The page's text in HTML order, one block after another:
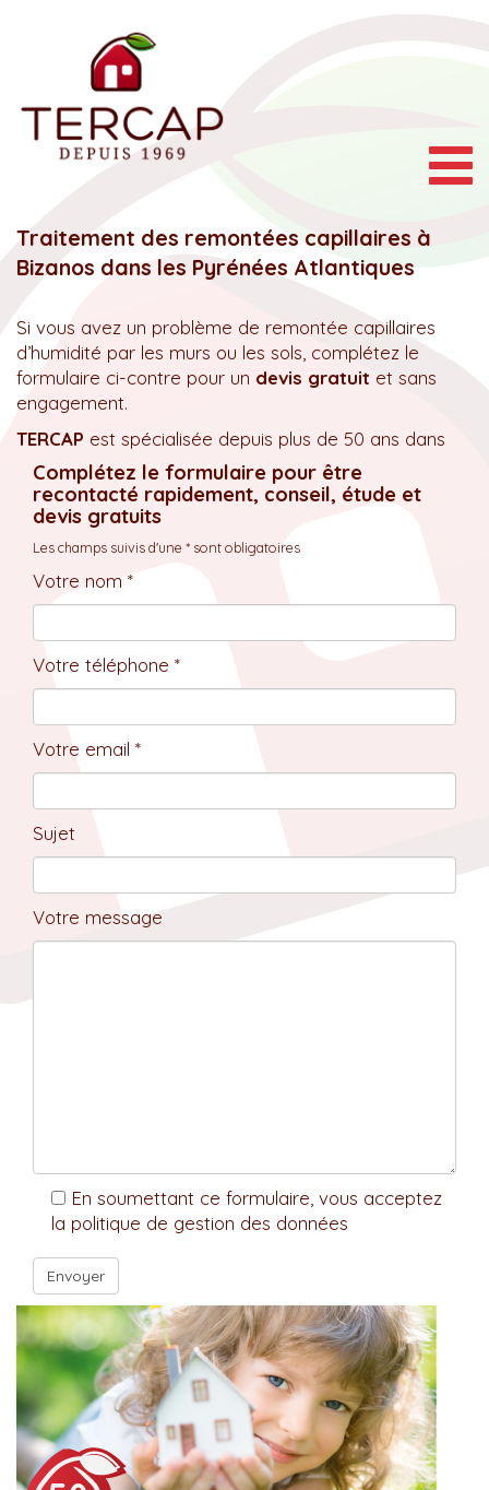
Traitement des remontées capillaires à
Bizanos dans les Pyrénées Atlantiques
Si vous avez un problème de remontée capillaires
d’humidité par les murs ou les sols, complétez le
formulaire ci-contre pour un devis gratuit et sans
engagement.
TERCAP est spécialisée depuis plus de 50 ans dans
Complétez le formulaire pour être
recontacté rapidement, conseil, étude et
devis gratuits
Les champs suivis d'une * sont obligatoires
Votre nom *
Votre téléphone *
Votre email *
Sujet
Votre message
En soumettant ce formulaire, vous acceptez
la politique de gestion des données